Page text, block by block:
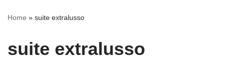
Home » suite extralusso
suite extralusso